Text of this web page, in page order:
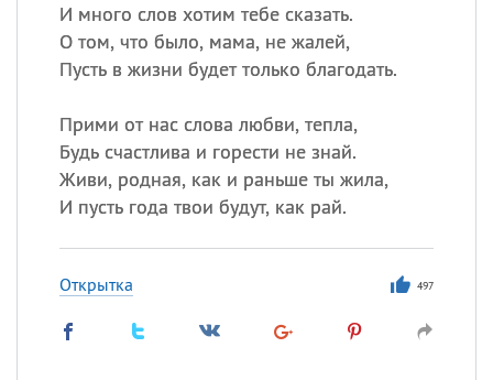
И много слов хотим тебе сказать.
О том, что было, мама, не жалей,
Пусть в жизни будет только благодать.
Прими от нас слова любви, тепла,
Будь счастлива и горести не знай.
Живи, родная, как и раньше ты жила,
И пусть года твои будут, как рай.
Открытка 497